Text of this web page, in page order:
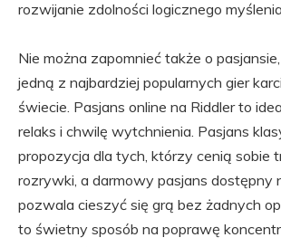
rozwijanie zdolności logicznego
Nie można zapomnieć także o
jedną z najbardziej popularnych gier
świecie. Pasjans online na Riddler to
relaks i chwilę wytchnienia. Pasjans
propozycja dla tych, którzy cenią sobie
rozrywki, a darmowy pasjans dostępny
pozwala cieszyć się grą bez żadnych
to świetny sposób na poprawę